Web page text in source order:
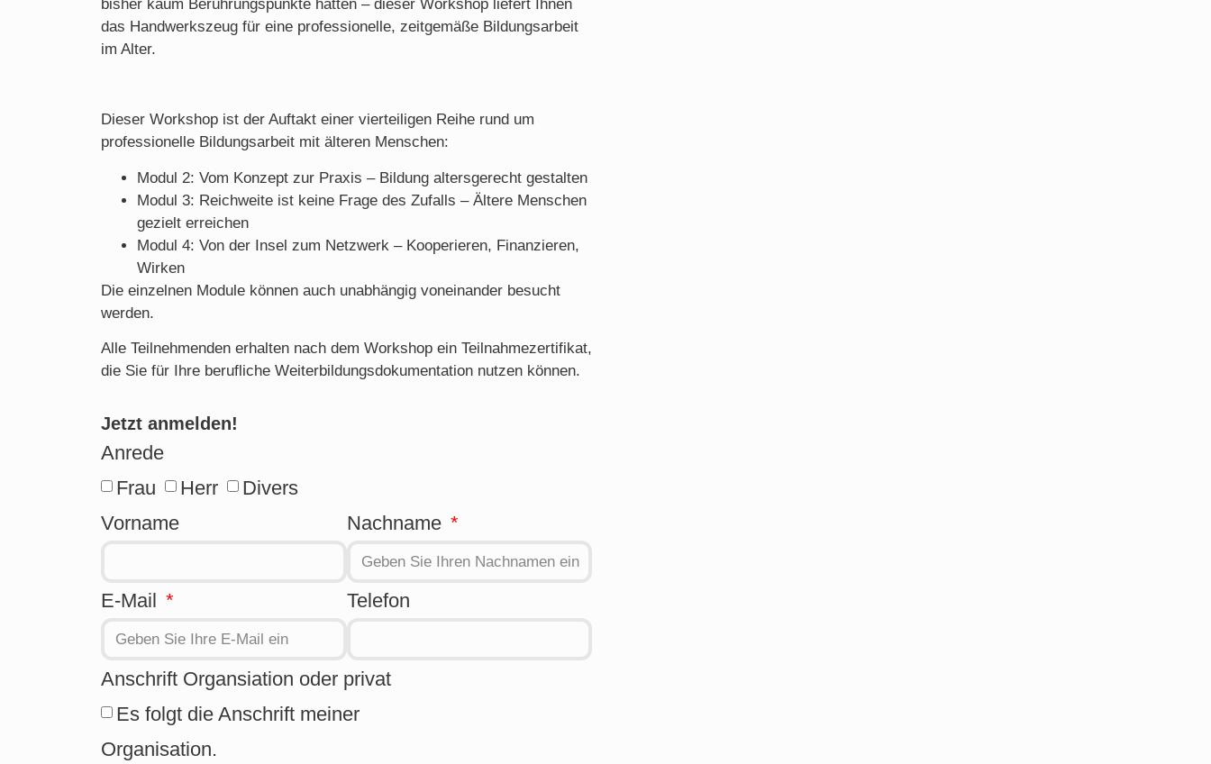
bisher kaum Berührungspunkte hatten – dieser Workshop liefert Ihnen
das Handwerkszeug für eine professionelle, zeitgemäße Bildungsarbeit
im Alter.
Dieser Workshop ist der Auftakt einer vierteiligen Reihe rund um
professionelle Bildungsarbeit mit älteren Menschen:
Modul 2: Vom Konzept zur Praxis – Bildung altersgerecht gestalten
Modul 3: Reichweite ist keine Frage des Zufalls – Ältere Menschen
gezielt erreichen
Modul 4: Von der Insel zum Netzwerk – Kooperieren, Finanzieren,
Wirken
Die einzelnen Module können auch unabhängig voneinander besucht
werden.
Alle Teilnehmenden erhalten nach dem Workshop ein Teilnahmezertifikat,
die Sie für Ihre berufliche Weiterbildungsdokumentation nutzen können.
Jetzt anmelden!
Anrede
Frau
Herr
Divers
Vorname
Nachname
E-Mail Telefon
Anschrift Organsiation oder privat
Es folgt die Anschrift meiner
Organisation.